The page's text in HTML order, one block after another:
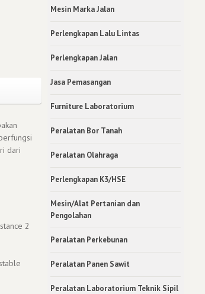
dari
2
Mesin Marka Jalan
Perlengkapan Lalu Lintas
Perlengkapan Jalan
Jasa Pemasangan
Furniture Laboratorium
Peralatan Bor Tanah
Peralatan Olahraga
Perlengkapan K3/HSE
Mesin/Alat Pertanian dan
Pengolahan
Peralatan Perkebunan
Peralatan Panen Sawit
Peralatan Laboratorium Teknik Sipil